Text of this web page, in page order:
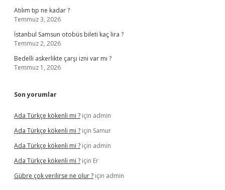
Atılım tıp ne kadar ?
Temmuz 3, 2026
İstanbul Samsun otobüs bileti kaç lira ?
Temmuz 2, 2026
Bedelli askerlikte çarşı izni var mı ?
Temmuz 1, 2026
Son yorumlar
Ada Türkçe kökenli mi ? için admin
Ada Türkçe kökenli mi ? için Samur
Ada Türkçe kökenli mi ? için admin
Ada Türkçe kökenli mi ? için Er
Gübre çok verilirse ne olur ? için admin